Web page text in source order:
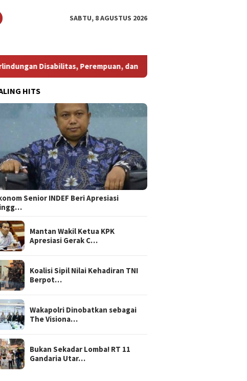
SABTU, 8 AGUSTUS 2026
Perempuan, dan Pembela HAM
HITS
Senior INDEF Beri Apresiasi
Mantan Wakil Ketua KPK
Apresiasi Gerak C…
Koalisi Sipil Nilai Kehadiran TNI
Berpot…
Wakapolri Dinobatkan sebagai
The Visiona…
Bukan Sekadar Lomba! RT 11
Gandaria Utar…